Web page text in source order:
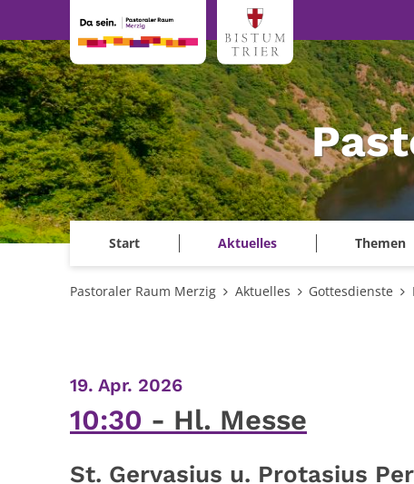
Start Aktuelles Themen
Pastoraler Raum Merzig Aktuelles Gottesdienste
19. Apr. 2026:
10:30 Hl. Messe
St. Gervasius u. Protasius